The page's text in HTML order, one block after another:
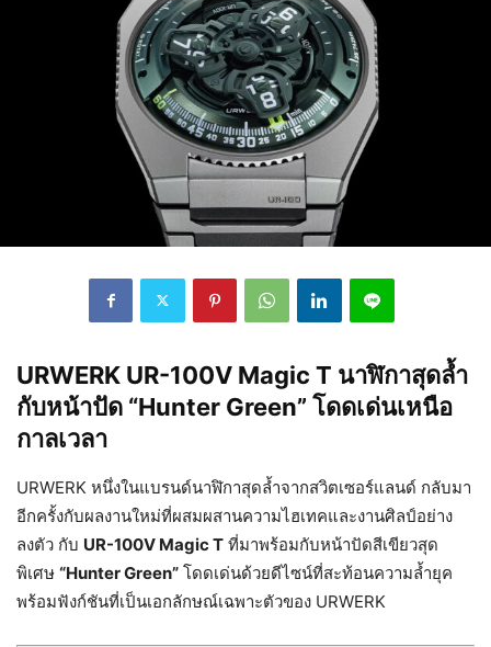
URWERK UR-100V Magic T นาฬิกาสุดล้ำ
กับหน้าปัด “Hunter Green” โดดเด่นเหนือ
กาลเวลา
URWERK หนึ่งในแบรนด์นาฬิกาสุดล้ำจากสวิตเซอร์แลนด์ กลับมา
อีกครั้งกับผลงานใหม่ที่ผสมผสานความไฮเทคและงานศิลป์อย่าง
ลงตัว กับ UR-100V Magic T ที่มาพร้อมกับหน้าปัดสีเขียวสุด
พิเศษ “Hunter Green” โดดเด่นด้วยดีไซน์ที่สะท้อนความล้ำยุค
พร้อมฟังก์ชันที่เป็นเอกลักษณ์เฉพาะตัวของ URWERK